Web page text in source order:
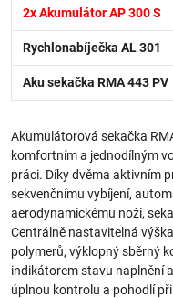
2x Akumulátor AP 300 S
Rychlonabíječka AL 301
Aku sekačka RMA 443 PV
Akumulátorová sekačka
komfortním a jednodílným
práci. Díky dvěma aktivním
sekvenčnímu vybíjení,
aerodynamickému noži,
Centrálně nastavitelná
polymerů, výklopný sběrný
indikátorem stavu naplnění
úplnou kontrolu a pohodlí